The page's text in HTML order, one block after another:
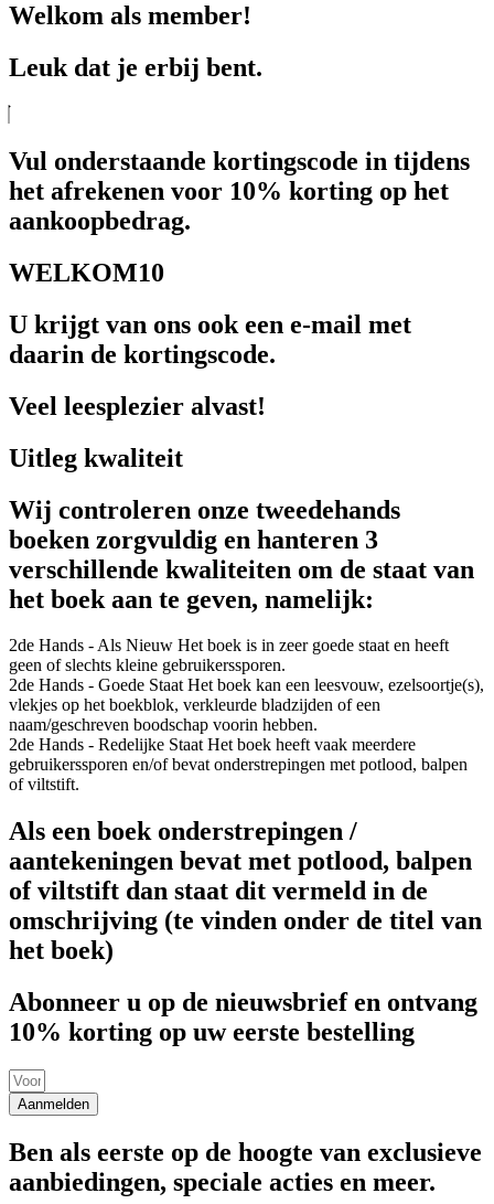
Welkom als member!
Leuk dat je erbij bent.
Vul onderstaande kortingscode in tijdens
het afrekenen voor 10% korting op het
aankoopbedrag.
WELKOM10
U krijgt van ons ook een e-mail met
daarin de kortingscode.
Veel leesplezier alvast!
Uitleg kwaliteit
Wij controleren onze tweedehands
boeken zorgvuldig en hanteren 3
verschillende kwaliteiten om de staat van
het boek aan te geven, namelijk:
2de Hands - Als Nieuw Het boek is in zeer goede staat en heeft
geen of slechts kleine gebruikerssporen.
2de Hands - Goede Staat Het boek kan een leesvouw, ezelsoortje(s),
vlekjes op het boekblok, verkleurde bladzijden of een
naam/geschreven boodschap voorin hebben.
2de Hands - Redelijke Staat Het boek heeft vaak meerdere
gebruikerssporen en/of bevat onderstrepingen met potlood, balpen
of viltstift.
Als een boek onderstrepingen /
aantekeningen bevat met potlood, balpen
of viltstift dan staat dit vermeld in de
omschrijving (te vinden onder de titel van
het boek)
Abonneer u op de nieuwsbrief en ontvang
10% korting op uw eerste bestelling
Aanmelden
Ben als eerste op de hoogte van exclusieve
aanbiedingen, speciale acties en meer.